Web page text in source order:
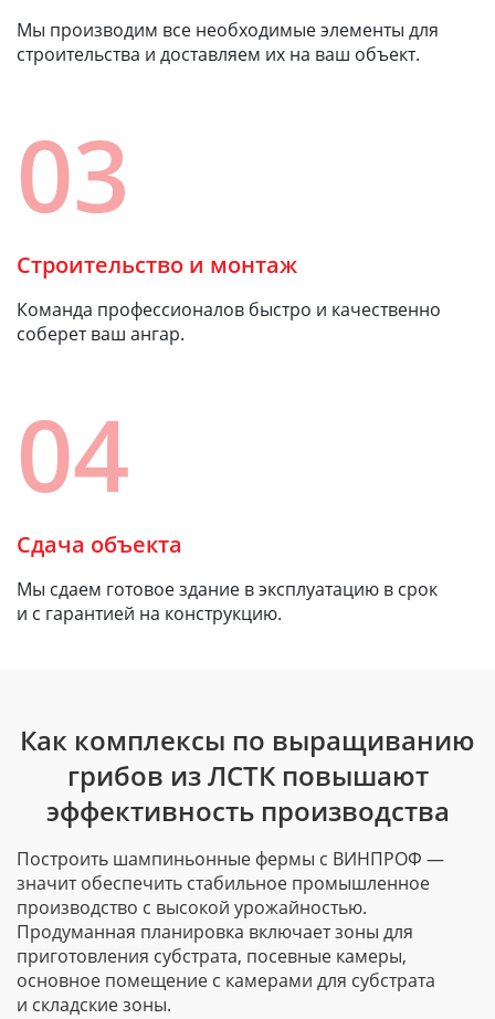
Мы производим все необходимые элементы для
строительства и доставляем их на ваш объект.
03
Строительство и монтаж
Команда профессионалов быстро и качественно
соберет ваш ангар.
04
Сдача объекта
Мы сдаем готовое здание в эксплуатацию в срок
и с гарантией на конструкцию.
Как комплексы по выращиванию
грибов из ЛСТК повышают
эффективность производства
Построить шампиньонные фермы с ВИНПРОФ —
значит обеспечить стабильное промышленное
производство с высокой урожайностью.
Продуманная планировка включает зоны для
приготовления субстрата, посевные камеры,
основное помещение с камерами для субстрата
и складские зоны.